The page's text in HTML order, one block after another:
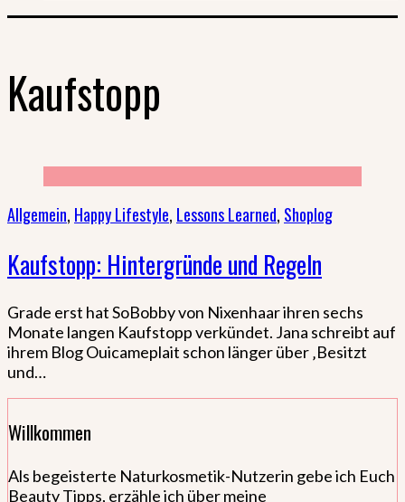
Kaufstopp
Allgemein, Happy Lifestyle, Lessons Learned, Shoplog
Kaufstopp: Hintergründe und Regeln
Grade erst hat SoBobby von Nixenhaar ihren sechs
Monate langen Kaufstopp verkündet. Jana schreibt auf
ihrem Blog Ouicameplait schon länger über ‚Besitzt
und…
Willkommen
Als begeisterte Naturkosmetik-Nutzerin gebe ich Euch
Beauty Tipps, erzähle ich über meine